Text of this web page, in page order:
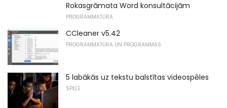
Rokasgrāmata Word konsultācijām
PROGRAMMATŪRA
CCleaner v5.42
PROGRAMMATŪRA UN PROGRAMMAS
5 labākās uz tekstu balstītas videospēles
SPĒLE